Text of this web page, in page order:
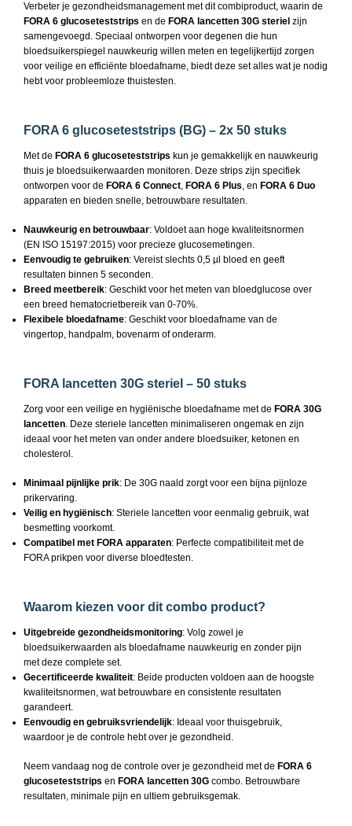
Verbeter je gezondheidsmanagement met dit combiproduct, waarin de
FORA 6 glucoseteststrips en de FORA lancetten 30G steriel zijn
samengevoegd. Speciaal ontworpen voor degenen die hun
bloedsuikerspiegel nauwkeurig willen meten en tegelijkertijd zorgen
voor veilige en efficiënte bloedafname, biedt deze set alles wat je nodig
hebt voor probleemloze thuistesten.
FORA 6 glucoseteststrips (BG) – 2x 50 stuks
Met de FORA 6 glucoseteststrips kun je gemakkelijk en nauwkeurig
thuis je bloedsuikerwaarden monitoren. Deze strips zijn specifiek
ontworpen voor de FORA 6 Connect, FORA 6 Plus, en FORA 6 Duo
apparaten en bieden snelle, betrouwbare resultaten.
Nauwkeurig en betrouwbaar: Voldoet aan hoge kwaliteitsnormen
(EN ISO 15197:2015) voor precieze glucosemetingen.
Eenvoudig te gebruiken: Vereist slechts 0,5 µl bloed en geeft
resultaten binnen 5 seconden.
Breed meetbereik: Geschikt voor het meten van bloedglucose over
een breed hematocrietbereik van 0-70%.
Flexibele bloedafname: Geschikt voor bloedafname van de
vingertop, handpalm, bovenarm of onderarm.
FORA lancetten 30G steriel – 50 stuks
Zorg voor een veilige en hygiënische bloedafname met de FORA 30G
lancetten. Deze steriele lancetten minimaliseren ongemak en zijn
ideaal voor het meten van onder andere bloedsuiker, ketonen en
cholesterol.
Minimaal pijnlijke prik: De 30G naald zorgt voor een bijna pijnloze
prikervaring.
Veilig en hygiënisch: Steriele lancetten voor eenmalig gebruik, wat
besmetting voorkomt.
Compatibel met FORA apparaten: Perfecte compatibiliteit met de
FORA prikpen voor diverse bloedtesten.
Waarom kiezen voor dit combo product?
Uitgebreide gezondheidsmonitoring: Volg zowel je
bloedsuikerwaarden als bloedafname nauwkeurig en zonder pijn
met deze complete set.
Gecertificeerde kwaliteit: Beide producten voldoen aan de hoogste
kwaliteitsnormen, wat betrouwbare en consistente resultaten
garandeert.
Eenvoudig en gebruiksvriendelijk: Ideaal voor thuisgebruik,
waardoor je de controle hebt over je gezondheid.
Neem vandaag nog de controle over je gezondheid met de FORA 6
glucoseteststrips en FORA lancetten 30G combo. Betrouwbare
resultaten, minimale pijn en ultiem gebruiksgemak.